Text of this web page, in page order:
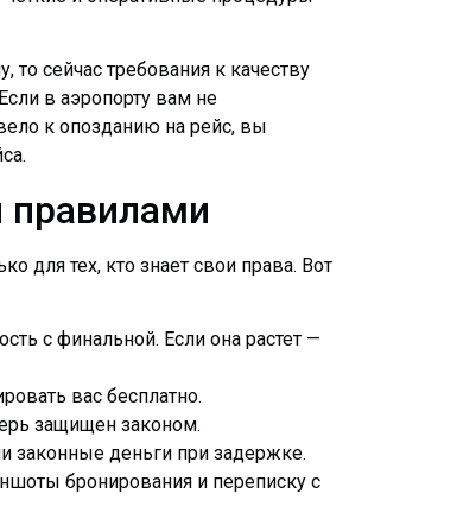
сейчас требования к качеству
в аэропорту вам не
к опозданию на рейс, вы
правилами
для тех, кто знает свои права. Вот
с финальной. Если она растет —
вас бесплатно.
защищен законом.
законные деньги при задержке.
бронирования и переписку с